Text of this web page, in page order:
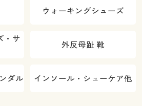
ウォーキングシューズ
・サ
外反母趾 靴
ダル インソール・シューケア他